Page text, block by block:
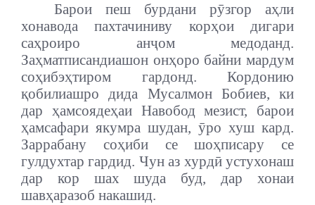
Барои пеш бурдани рӯзгор аҳли
хонавода пахтачиниву корҳои дигари
саҳроиро анҷом медоданд.
Заҳматписандиашон онҳоро байни мардум
соҳибэҳтиром гардонд. Кордонию
қобилиашро дида Мусалмон Бобиев, ки
дар ҳамсоядеҳаи Навобод мезист, барои
ҳамсафари якумра шудан, ӯро хуш кард.
Заррабану соҳиби се шоҳписару се
гулдухтар гардид. Чун аз хурдӣ устухонаш
дар кор шах шуда буд, дар хонаи
шавҳаразоб накашид.